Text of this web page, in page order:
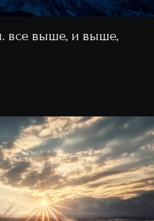
все выше, и выше,